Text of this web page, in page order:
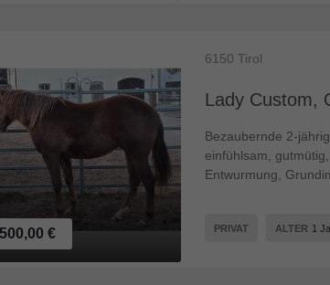
Lady Custom,
6150 Tirol
€
Bezaubernde 2-
einfühlsam,
Entwurmung,
PRIVAT ALTER 1